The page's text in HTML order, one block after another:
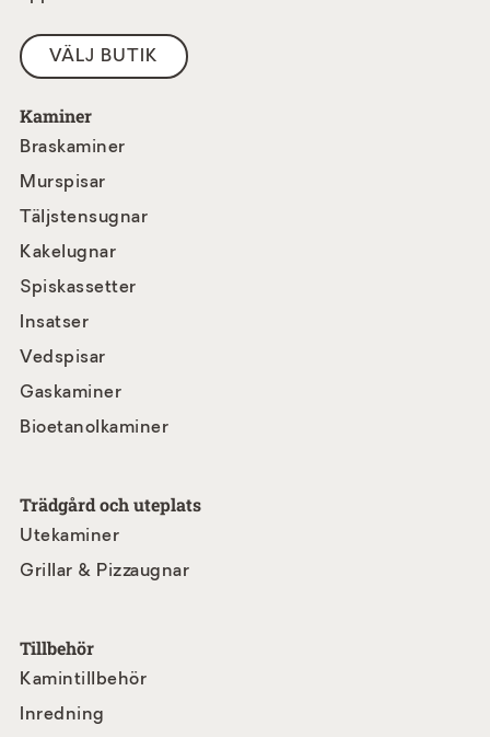
VÄLJ BUTIK
Kaminer
Braskaminer
Murspisar
Täljstensugnar
Kakelugnar
Spiskassetter
Insatser
Vedspisar
Gaskaminer
Bioetanolkaminer
Trädgård och uteplats
Utekaminer
Grillar & Pizzaugnar
Tillbehör
Kamintillbehör
Inredning